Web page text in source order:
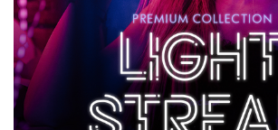
Lütfen seçin
Free Photoshop Overlay #17
Small 800*533px